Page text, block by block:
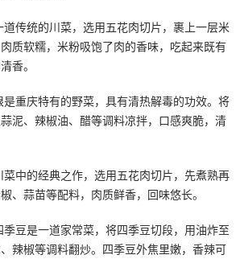
道传统的川菜，选用五花肉切片，裹上一层米
质软糯，米粉吸饱了肉的香味，吃起来既有
香。
是重庆特有的野菜，具有清热解毒的功效。将
泥、辣椒油、醋等调料凉拌，口感爽脆，清
菜中的经典之作，选用五花肉切片，先煮熟再
、蒜苗等配料，肉质鲜香，回味悠长。
季豆是一道家常菜，将四季豆切段，用油炸至
辣椒等调料翻炒。四季豆外焦里嫩，香辣可